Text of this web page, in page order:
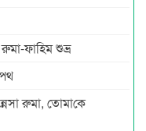
ফাহিম শুভ্র
রুমা, তোমা‌কে